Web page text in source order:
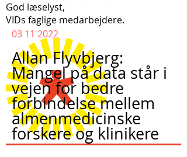
God læselyst,
VIDs faglige medarbejdere.
03 11 2022
Allan Flyvbjerg:
Mangel på data står i
vejen for bedre
forbindelse mellem
almenmedicinske
forskere og klinikere